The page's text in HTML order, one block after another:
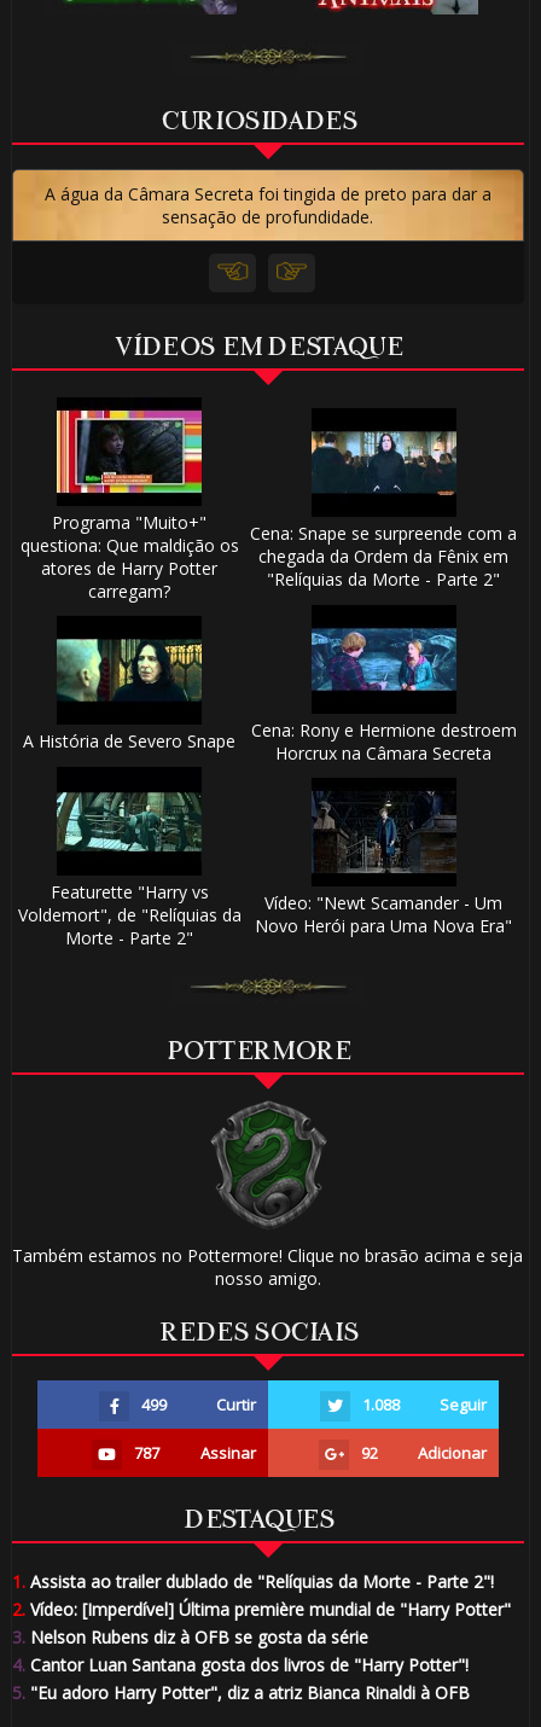
CURIOSIDADES
A água da Câmara Secreta foi tingida de preto para dar a
sensação de profundidade.
VÍDEOS EM DESTAQUE
Programa "Muito+"
questiona: Que maldição os
atores de Harry Potter
carregam?
Cena: Snape se surpreende com a
chegada da Ordem da Fênix em
"Relíquias da Morte - Parte 2"
A História de Severo Snape
Cena: Rony e Hermione destroem
Horcrux na Câmara Secreta
Featurette "Harry vs
Voldemort", de "Relíquias da
Morte - Parte 2"
Vídeo: "Newt Scamander - Um
Novo Herói para Uma Nova Era"
POTTERMORE
Também estamos no Pottermore! Clique no brasão acima e seja
nosso amigo.
REDES SOCIAIS
499 Curtir 1.088 Seguir
787 Assinar 92 Adicionar
DESTAQUES
1.Assista ao trailer dublado de "Relíquias da Morte - Parte 2"!
2.Vídeo: [Imperdível] Última première mundial de "Harry Potter"
3.Nelson Rubens diz à OFB se gosta da série
4.Cantor Luan Santana gosta dos livros de "Harry Potter"!
5."Eu adoro Harry Potter", diz a atriz Bianca Rinaldi à OFB